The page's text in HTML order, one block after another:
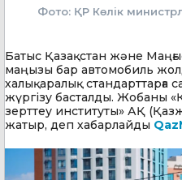
Фото: ҚР Көлік
Батыс Қазақстан және
маңызы бар автомобиль
халықаралық стандарттарға
жүргізу басталды. Жобаны
зерттеу институты» АҚ
жатыр, деп хабарлайды